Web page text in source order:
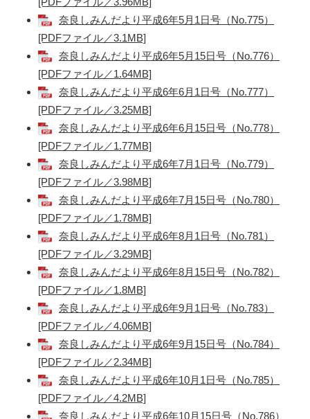
奈良しみんだより平成6年5月1日号（No.775）
[PDFファイル／3.1MB]
奈良しみんだより平成6年5月15日号（No.776）
[PDFファイル／1.64MB]
奈良しみんだより平成6年6月1日号（No.777）
[PDFファイル／3.25MB]
奈良しみんだより平成6年6月15日号（No.778）
[PDFファイル／1.77MB]
奈良しみんだより平成6年7月1日号（No.779）
[PDFファイル／3.98MB]
奈良しみんだより平成6年7月15日号（No.780）
[PDFファイル／1.78MB]
奈良しみんだより平成6年8月1日号（No.781）
[PDFファイル／3.29MB]
奈良しみんだより平成6年8月15日号（No.782）
[PDFファイル／1.8MB]
奈良しみんだより平成6年9月1日号（No.783）
[PDFファイル／4.06MB]
奈良しみんだより平成6年9月15日号（No.784）
[PDFファイル／2.34MB]
奈良しみんだより平成6年10月1日号（No.785）
[PDFファイル／4.2MB]
奈良しみんだより平成6年10月15日号（No.786）